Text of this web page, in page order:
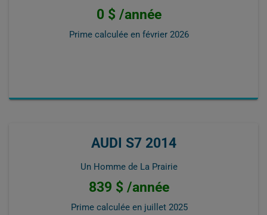
0 $ /année
Prime calculée en février 2026
AUDI S7 2014
Un Homme de La Prairie
839 $ /année
Prime calculée en juillet 2025